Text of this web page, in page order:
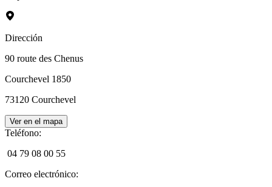
Dirección
90 route des Chenus
Courchevel 1850
73120 Courchevel
Ver en el mapa
Teléfono:
04 79 08 00 55
Correo electrónico: